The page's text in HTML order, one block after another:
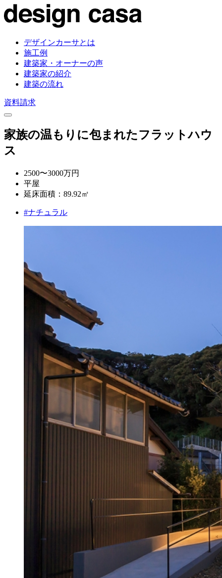
デザインカーサとは
施工例
建築家・オーナーの声
建築家の紹介
建築の流れ
資料請求
家族の温もりに包まれたフラットハウ
ス
2500〜3000万円
平屋
延床面積：89.92㎡
#ナチュラル